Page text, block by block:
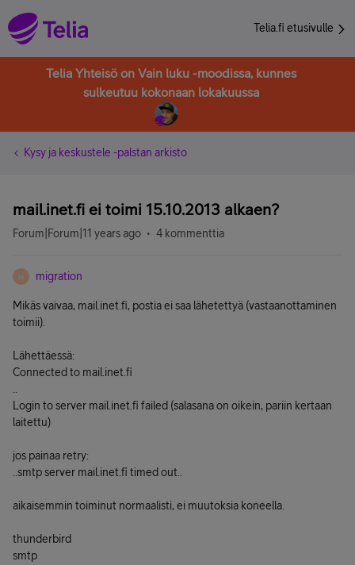
Telia.fi etusivulle
Telia Yhteisö on Vain luku -moodissa, kunnes
sulkeutuu kokonaan lokakuussa
Kysy ja keskustele -palstan arkisto
mail.inet.fi ei toimi 15.10.2013 alkaen?
Forum|Forum|11 years ago 4 kommenttia
M migration
Mikäs vaivaa, mail.inet.fi, postia ei saa lähetettyä (vastaanottaminen
toimii).
Lähettäessä:
Connected to mail.inet.fi
Login to server mail.inet.fi failed (salasana on oikein, pariin kertaan
laitettu)
jos painaa retry:
..smtp server mail.inet.fi timed out..
aikaisemmin toiminut normaalisti, ei muutoksia koneella.
thunderbird
smtp